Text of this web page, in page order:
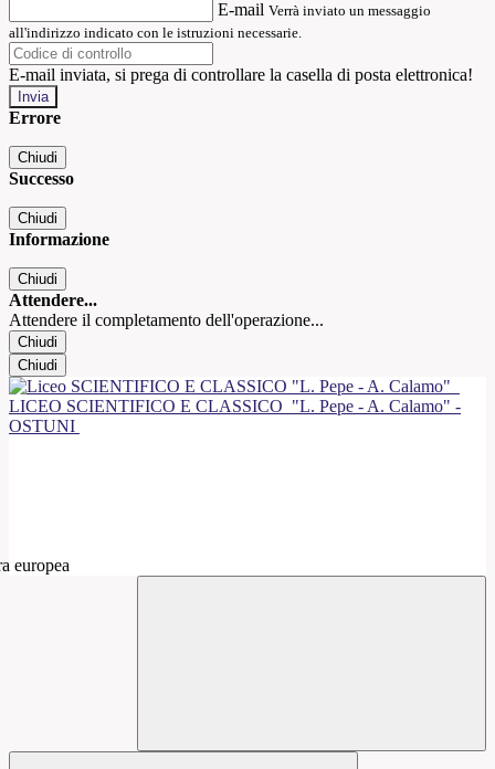
E-mail Verrà inviato un messaggio
all'indirizzo indicato con le istruzioni necessarie.
E-mail inviata, si prega di controllare la casella di posta elettronica!
Errore
Chiudi
Successo
Chiudi
Informazione
Chiudi
Attendere...
Attendere il completamento dell'operazione...
Chiudi
Chiudi
LICEO SCIENTIFICO E CLASSICO "L. Pepe - A. Calamo" -
OSTUNI